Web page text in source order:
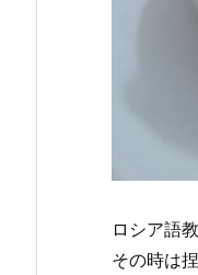
ロシア語
その時は